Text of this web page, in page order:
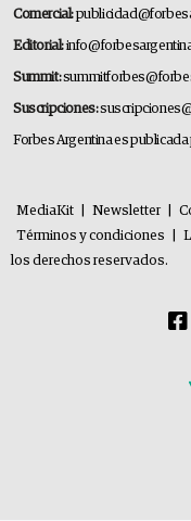
Comercial:
Editorial:
Summit:
Suscripciones:
Forbes Argentina es publicada
MediaKit Newsletter
Términos y condiciones
los derechos reservados.